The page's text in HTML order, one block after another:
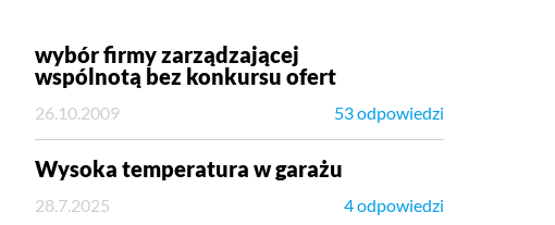
wybór firmy zarządzającej
wspólnotą bez konkursu ofert
26.10.2009 53 odpowiedzi
Wysoka temperatura w garażu
28.7.2025 4 odpowiedzi